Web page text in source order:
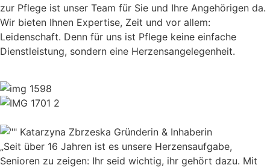
zur Pflege ist unser Team für Sie und Ihre Angehörigen da.
Wir bieten Ihnen Expertise, Zeit und vor allem:
Leidenschaft. Denn für uns ist Pflege keine einfache
Dienstleistung, sondern eine Herzensangelegenheit.
Katarzyna Zbrzeska Gründerin & Inhaberin
„Seit über 16 Jahren ist es unsere Herzensaufgabe,
Senioren zu zeigen: Ihr seid wichtig, ihr gehört dazu. Mit